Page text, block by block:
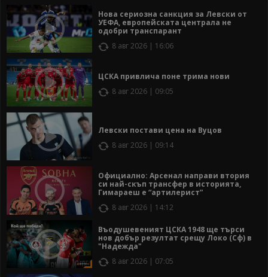
Нова сериозна санкция за Левски от
УЕФА, европейската централа не
одобри транспарант
8 авг 2026 | 16:06
ЦСКА привлича поне трима нови
8 авг 2026 | 09:05
Левски постави цена на Вуцов
8 авг 2026 | 09:14
Официално: Арсенал направи втория
си най-скъп трансфер в историята,
Гимараеш е “артилерист”
8 авг 2026 | 14:12
Въодушевеният ЦСКА 1948 ще търси
нов добър резултат срещу Локо (Сф) в
"Надежда"
8 авг 2026 | 07:05